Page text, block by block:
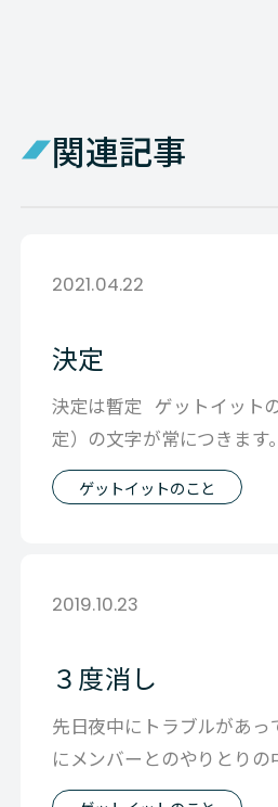
関連記事
2021.04.22
決定
決定は暫定 ゲットイット
定）の文字が常につきます
ば良いという意味ではな
ゲットイットのこと
2019.10.23
３度消し
先日夜中にトラブルがあっ
にメンバーとのやりとりの
３回書き直した言葉があり